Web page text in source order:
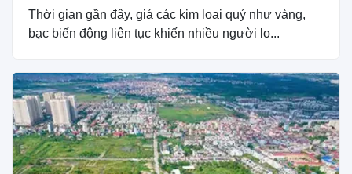
Thời gian gần đây, giá các kim loại quý như vàng,
bạc biến động liên tục khiến nhiều người lo...